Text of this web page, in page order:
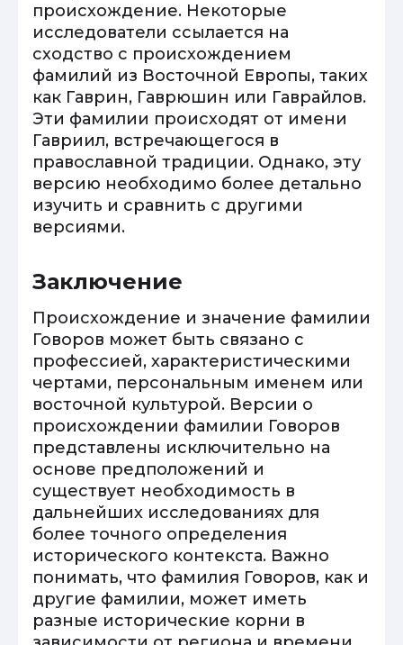
происхождение. Некоторые
исследователи ссылается на
сходство с происхождением
фамилий из Восточной Европы, таких
как Гаврин, Гаврюшин или Гаврайлов.
Эти фамилии происходят от имени
Гавриил, встречающегося в
православной традиции. Однако, эту
версию необходимо более детально
изучить и сравнить с другими
версиями.
Заключение
Происхождение и значение фамилии
Говоров может быть связано с
профессией, характеристическими
чертами, персональным именем или
восточной культурой. Версии о
происхождении фамилии Говоров
представлены исключительно на
основе предположений и
существует необходимость в
дальнейших исследованиях для
более точного определения
исторического контекста. Важно
понимать, что фамилия Говоров, как и
другие фамилии, может иметь
разные исторические корни в